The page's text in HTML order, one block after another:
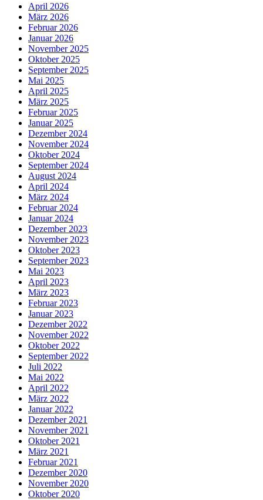
April 2026
März 2026
Februar 2026
Januar 2026
November 2025
Oktober 2025
September 2025
Mai 2025
April 2025
März 2025
Februar 2025
Januar 2025
Dezember 2024
November 2024
Oktober 2024
September 2024
August 2024
April 2024
März 2024
Februar 2024
Januar 2024
Dezember 2023
November 2023
Oktober 2023
September 2023
Mai 2023
April 2023
März 2023
Februar 2023
Januar 2023
Dezember 2022
November 2022
Oktober 2022
September 2022
Juli 2022
Mai 2022
April 2022
März 2022
Januar 2022
Dezember 2021
November 2021
Oktober 2021
März 2021
Februar 2021
Dezember 2020
November 2020
Oktober 2020